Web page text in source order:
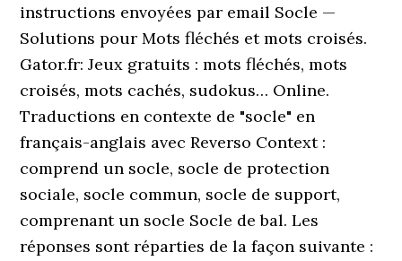
instructions envoyées par email Socle —
Solutions pour Mots fléchés et mots croisés.
Gator.fr: Jeux gratuits : mots fléchés, mots
croisés, mots cachés, sudokus… Online.
Traductions en contexte de "socle" en
français-anglais avec Reverso Context :
comprend un socle, socle de protection
sociale, socle commun, socle de support,
comprenant un socle Socle de bal. Les
réponses sont réparties de la façon suivante :